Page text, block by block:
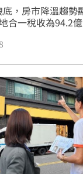
，房市降溫趨勢
合一稅收為94.2
反映政策引導下
逆勢成長，顯示
心都會區靠攏。